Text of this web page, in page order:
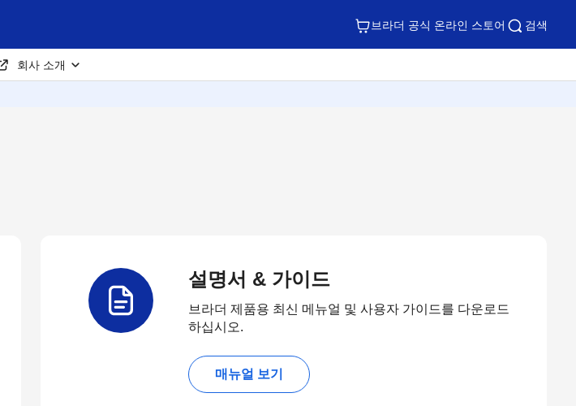
브라더 공식 온라인 스토어 검색
회사 소개
설명서 & 가이드
브라더 제품용 최신 메뉴얼 및 사용자 가이드를 다운로드
하십시오.
매뉴얼 보기